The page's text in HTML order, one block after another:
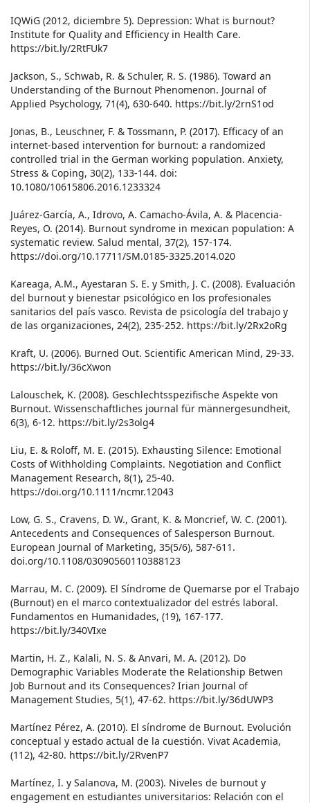
IQWiG (2012, diciembre 5). Depression: What is burnout?
Institute for Quality and Efficiency in Health Care.
https://bit.ly/2RtFUk7
Jackson, S., Schwab, R. & Schuler, R. S. (1986). Toward an
Understanding of the Burnout Phenomenon. Journal of
Applied Psychology, 71(4), 630-640. https://bit.ly/2rnS1od
Jonas, B., Leuschner, F. & Tossmann, P. (2017). Efficacy of an
internet-based intervention for burnout: a randomized
controlled trial in the German working population. Anxiety,
Stress & Coping, 30(2), 133-144. doi:
10.1080/10615806.2016.1233324
Juárez-García, A., Idrovo, A. Camacho-Ávila, A. & Placencia-
Reyes, O. (2014). Burnout syndrome in mexican population: A
systematic review. Salud mental, 37(2), 157-174.
https://doi.org/10.17711/SM.0185-3325.2014.020
Kareaga, A.M., Ayestaran S. E. y Smith, J. C. (2008). Evaluación
del burnout y bienestar psicológico en los profesionales
sanitarios del país vasco. Revista de psicología del trabajo y
de las organizaciones, 24(2), 235-252. https://bit.ly/2Rx2oRg
Kraft, U. (2006). Burned Out. Scientific American Mind, 29-33.
https://bit.ly/36cXwon
Lalouschek, K. (2008). Geschlechtsspezifische Aspekte von
Burnout. Wissenschaftliches journal für männergesundheit,
6(3), 6-12. https://bit.ly/2s3olg4
Liu, E. & Roloff, M. E. (2015). Exhausting Silence: Emotional
Costs of Withholding Complaints. Negotiation and Conflict
Management Research, 8(1), 25-40.
https://doi.org/10.1111/ncmr.12043
Low, G. S., Cravens, D. W., Grant, K. & Moncrief, W. C. (2001).
Antecedents and Consequences of Salesperson Burnout.
European Journal of Marketing, 35(5/6), 587-611.
doi.org/10.1108/03090560110388123
Marrau, M. C. (2009). El Síndrome de Quemarse por el Trabajo
(Burnout) en el marco contextualizador del estrés laboral.
Fundamentos en Humanidades, (19), 167-177.
https://bit.ly/340VIxe
Martin, H. Z., Kalali, N. S. & Anvari, M. A. (2012). Do
Demographic Variables Moderate the Relationship Betwen
Job Burnout and its Consequences? Irian Journal of
Management Studies, 5(1), 47-62. https://bit.ly/36dUWP3
Martínez Pérez, A. (2010). El síndrome de Burnout. Evolución
conceptual y estado actual de la cuestión. Vivat Academia,
(112), 42-80. https://bit.ly/2RvenP7
Martínez, I. y Salanova, M. (2003). Niveles de burnout y
engagement en estudiantes universitarios: Relación con el